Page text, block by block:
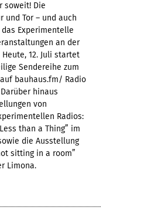
soweit! Die
und Tor – und auch
Experimentelle
an der
12. Juli startet
Sendereihe zum
bauhaus.fm/ Radio
hinaus
von
Radios:
than a Thing” im
die Ausstellung
sitting in a room”
Limona.